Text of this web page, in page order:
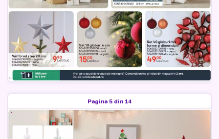
Pagina 5 din 14